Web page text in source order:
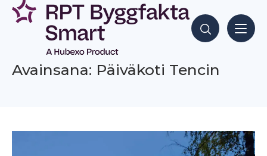
Siirry
sisältöön
Hae sisältöjä
Avainsana: Päiväkoti Tencin